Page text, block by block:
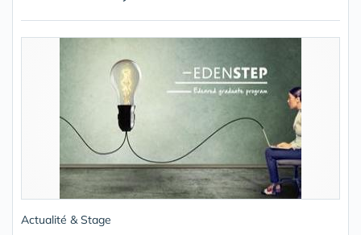
Actualité & Stage